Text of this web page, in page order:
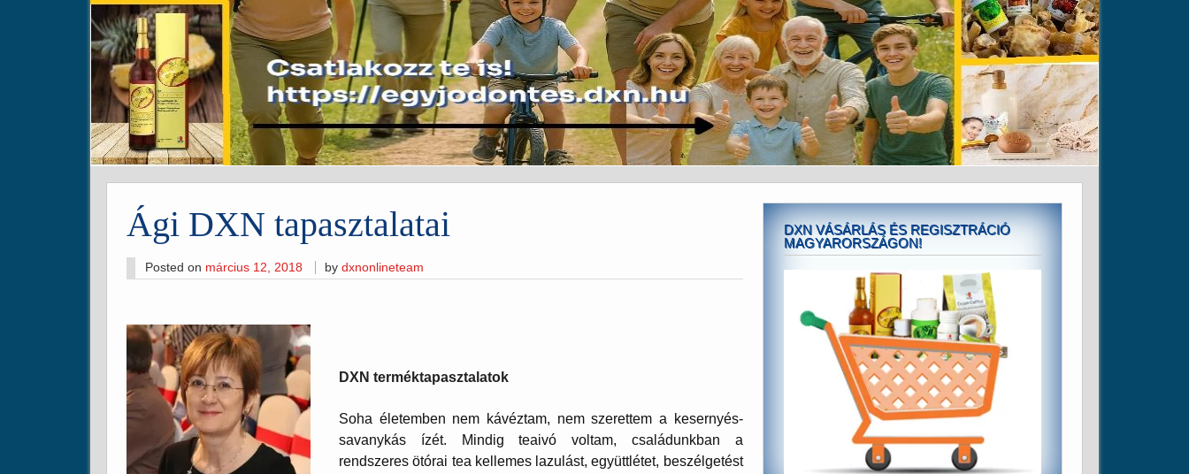
Ági DXN tapasztalatai
Posted on március 12, 2018 bydxnonlineteam
DXN terméktapasztalatok
Soha életemben nem kávéztam, nem szerettem a kesernyés-
savanykás ízét. Mindig teaivó voltam, családunkban a
rendszeres ötórai tea kellemes lazulást, együttlétet, beszélgetést
DXN VÁSÁRLÁS ÉS REGISZTRÁCIÓ
MAGYARORSZÁGON!